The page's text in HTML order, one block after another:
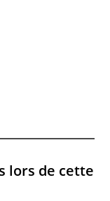
lors de cette